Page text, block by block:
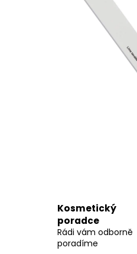
Kosmetický
poradce
Rádi vám odborně
poradíme
BODY BY SIMONA MELOUN
RUČNĚ VYRÁBĚNÉ BAMBUCKÉ